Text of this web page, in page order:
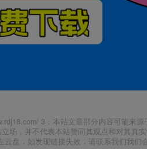
3：本站文章部分内容可能来
场，并不代表本站赞同其观点和对其真
盘，如发现链接失效，请联系我们我们